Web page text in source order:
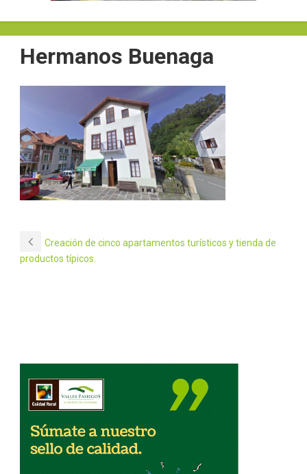
Hermanos Buenaga
Creación de cinco apartamentos turísticos y tienda de
productos típicos.